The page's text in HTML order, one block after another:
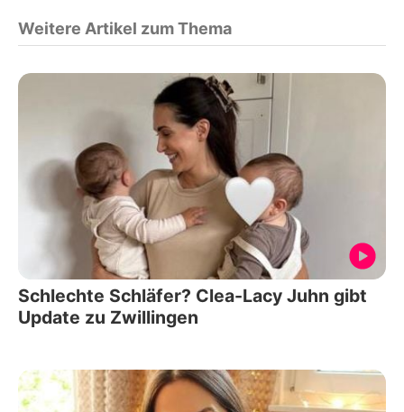
Weitere Artikel zum Thema
Schlechte Schläfer? Clea-Lacy Juhn gibt
Update zu Zwillingen